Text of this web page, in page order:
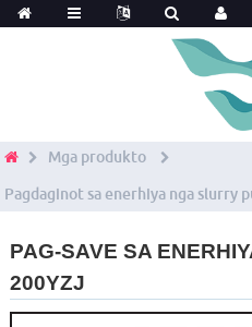
Mga produkto
Pagdaginot sa enerhiya nga slurry
PAG-SAVE SA
200YZJ